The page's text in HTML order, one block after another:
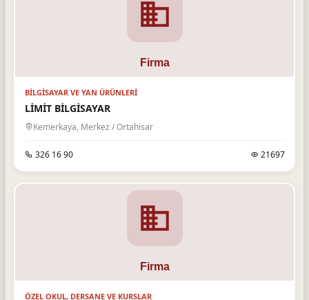
BILGISAYAR VE YAN ÜRÜNLERI
LİMİT BİLGİSAYAR
Kemerkaya, Merkez / Ortahisar
326 16 90 21697
ÖZEL OKUL, DERSANE VE KURSLAR